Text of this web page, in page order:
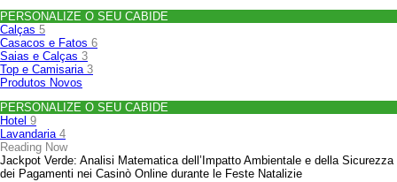
PERSONALIZE O SEU CABIDE
Calças 5
Casacos e Fatos 6
Saias e Calças 3
Top e Camisaria 3
Produtos Novos
PERSONALIZE O SEU CABIDE
Hotel 9
Lavandaria 4
Reading Now
Jackpot Verde: Analisi Matematica dell’Impatto Ambientale e della Sicurezza
dei Pagamenti nei Casinò Online durante le Feste Natalizie